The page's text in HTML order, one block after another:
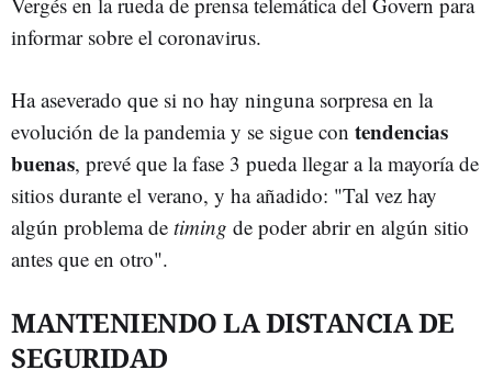
informar sobre el coronavirus.
Ha aseverado que si no hay ninguna sorpresa en la
evolución de la pandemia y se sigue con tendencias
buenas, prevé que la fase 3 pueda llegar a la mayoría de
sitios durante el verano, y ha añadido: "Tal vez hay
algún problema de timing de poder abrir en algún sitio
antes que en otro".
MANTENIENDO LA DISTANCIA DE
SEGURIDAD